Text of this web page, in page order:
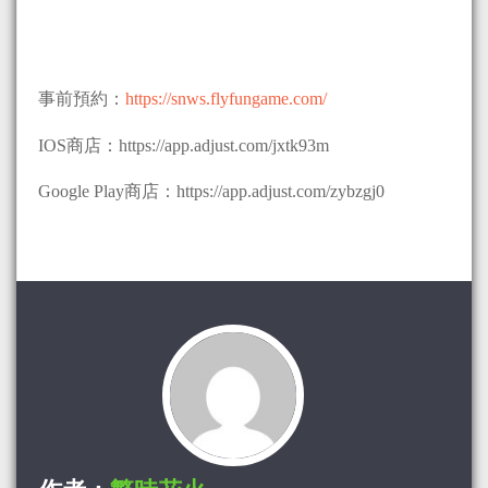
事前預約： https://snws.flyfungame.com/
IOS商店：https://app.adjust.com/jxtk93m
Google Play商店：https://app.adjust.com/zybzgj0